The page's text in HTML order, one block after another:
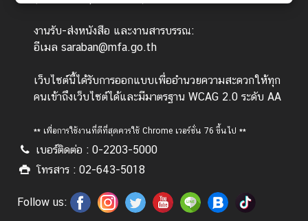
ร
ะ
เ
ศ
ริ
ก
า
ป
งานรับ-ส่งหนังสือ และงานสารบรรณ:
อีเมล saraban@mfa.go.th
เว็บไซต์นี้ได้รับการออกแบบเพื่ออำนวยความสะดวกให้ทุก
คนเข้าถึงเว็บไซต์ได้และมีมาตรฐาน WCAG 2.0 ระดับ AA
** เพื่อการใช้งานที่ดีที่สุดควรใช้ Chrome เวอร์ชั่น 76 ขึ้นไป **
เบอร์ติดต่อ : 0-2203-5000
โทรสาร : 02-643-5018
Follow us: